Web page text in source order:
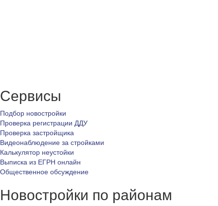
Сервисы
Подбор новостройки
Проверка регистрации ДДУ
Проверка застройщика
Видеонаблюдение за стройками
Калькулятор неустойки
Выписка из ЕГРН онлайн
Общественное обсуждение
Новостройки по районам